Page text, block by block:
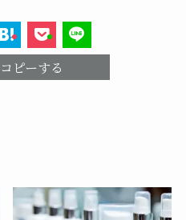
ピーする